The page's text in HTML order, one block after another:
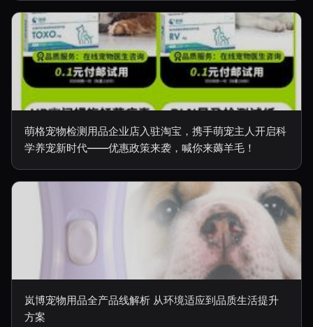
萌格宠物检测用品企业店入驻淘宝，携手萌宠主人开启科
学养宠新时代——优惠政策来袭，喊你来薅羊毛！
岚博宠物用品全产品线解析 从环境适应到品质生活提升
方案